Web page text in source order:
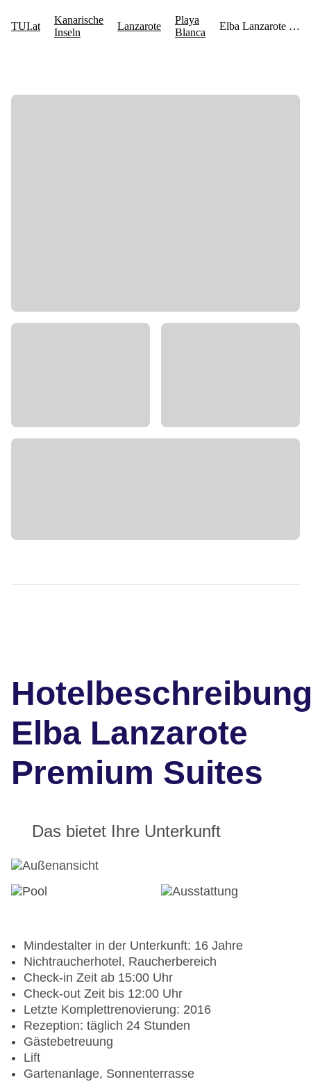
Elba Lanzarote
Premium Suites
Das bietet Ihre Unterkunft
Mindestalter in der Unterkunft: 16 Jahre
Nichtraucherhotel, Raucherbereich
Check-in Zeit ab 15:00 Uhr
Check-out Zeit bis 12:00 Uhr
Letzte Komplettrenovierung: 2016
Rezeption: täglich 24 Stunden
Gästebetreuung
Lift
Gartenanlage, Sonnenterrasse